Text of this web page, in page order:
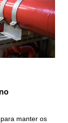
manter os